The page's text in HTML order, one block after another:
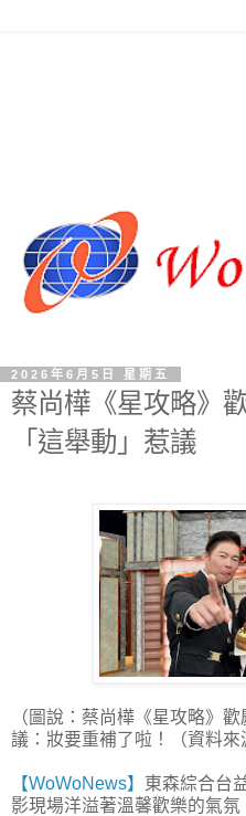
2026年6月5日 星期五
蔡尚樺《星攻略》
「這舉動」惹議
（圖說：蔡尚樺《星攻略》
議：妝要重補了啦！（資料來
【WoWoNews】 東森綜合台
影現場洋溢著溫馨歡樂的氣